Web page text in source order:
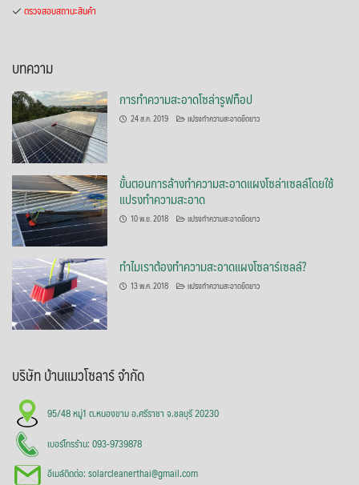
ตรวจสอบสถานะสินค้า
บทความ
การทำความสะอาดโซล่ารูฟท็อป
24 ส.ค. 2019 แปรงทำความสะอาดยืดยาว
ขั้นตอนการล้างทำความสะอาดแผงโซล่าเซลล์โดยใช้
แปรงทำความสะอาด
10 พ.ย. 2018 แปรงทำความสะอาดยืดยาว
ทำไมเราต้องทำความสะอาดแผงโซลาร์เซลล์?
13 พ.ค. 2018 แปรงทำความสะอาดยืดยาว
บริษัท บ้านแมวโซลาร์ จำกัด
95/48 หมู่1 ต.หนองขาม อ.ศรีราชา จ.ชลบุรี 20230
เบอร์โทรร้าน: 093-9739878
อีเมล์ติดต่อ: solarcleanerthai@gmail.com